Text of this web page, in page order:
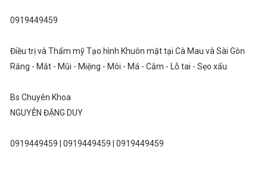
0919449459
Điều trị và Thẩm mỹ Tạo hình Khuôn mặt tại Cà Mau và Sài Gòn
Răng - Mắt - Mũi - Miệng - Môi - Má - Cằm - Lỗ tai - Sẹo xấu
Bs Chuyên Khoa
NGUYỄN ĐẶNG DUY
0919449459 | 0919449459 | 0919449459